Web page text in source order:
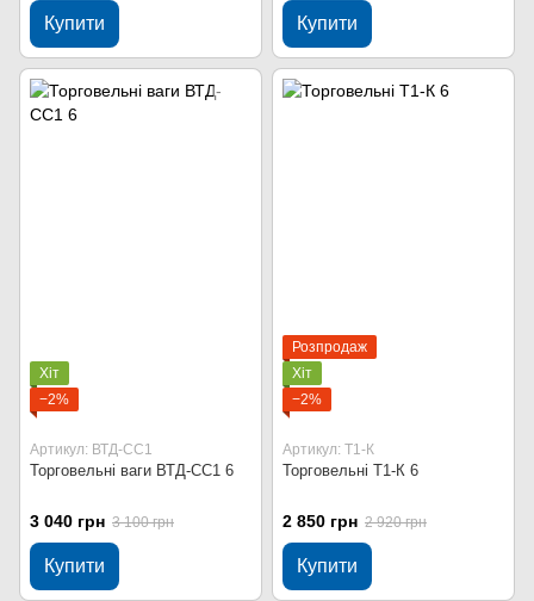
Купити Купити
Хіт
−2%
Артикул: ВТД-СС1
Торговельні ваги ВТД-СС1 6
3 040 грн 3 100 грн
Купити
Розпродаж
Хіт
−2%
Артикул: Т1-К
Торговельні Т1-К 6
2 850 грн 2 920 грн
Купити